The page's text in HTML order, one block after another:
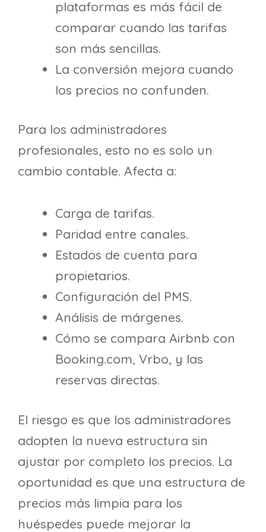
plataformas es más fácil de
comparar cuando las tarifas
son más sencillas.
La conversión mejora cuando
los precios no confunden.
Para los administradores
profesionales, esto no es solo un
cambio contable. Afecta a:
Carga de tarifas.
Paridad entre canales.
Estados de cuenta para
propietarios.
Configuración del PMS.
Análisis de márgenes.
Cómo se compara Airbnb con
Booking.com, Vrbo, y las
reservas directas.
El riesgo es que los administradores
adopten la nueva estructura sin
ajustar por completo los precios. La
oportunidad es que una estructura de
precios más limpia para los
huéspedes puede mejorar la